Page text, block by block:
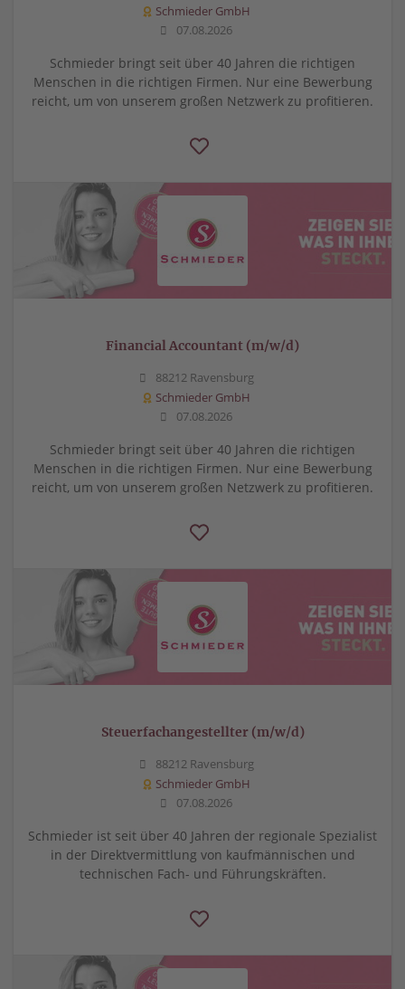
Schmieder GmbH
07.08.2026
Schmieder bringt seit über 40 Jahren die richtigen
Menschen in die richtigen Firmen. Nur eine Bewerbung
reicht, um von unserem großen Netzwerk zu profitieren.
Financial Accountant (m/w/d)
88212 Ravensburg
Schmieder GmbH
07.08.2026
Schmieder bringt seit über 40 Jahren die richtigen
Menschen in die richtigen Firmen. Nur eine Bewerbung
reicht, um von unserem großen Netzwerk zu profitieren.
Steuerfachangestellter (m/w/d)
88212 Ravensburg
Schmieder GmbH
07.08.2026
Schmieder ist seit über 40 Jahren der regionale Spezialist
in der Direktvermittlung von kaufmännischen und
technischen Fach- und Führungskräften.